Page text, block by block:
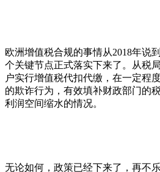
欧洲增值税合规的事情从2018年说
个关键节点正式落实下来了。从税
户实行增值税代扣代缴，在一定程
的欺诈行为，有效填补财政部门的
利润空间缩水的情况。
无论如何，政策已经下来了，再不